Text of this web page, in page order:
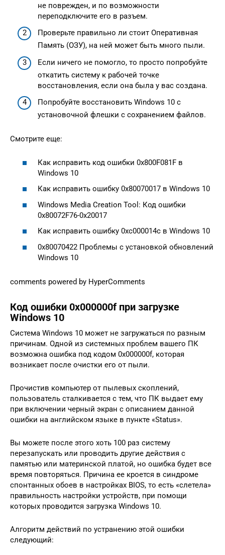
не поврежден, и по возможности
переподключите его в разъем.
Проверьте правильно ли стоит Оперативная
Память (ОЗУ), на ней может быть много пыли.
Если ничего не помогло, то просто попробуйте
откатить систему к рабочей точке
восстановления, если она была у вас создана.
Попробуйте восстановить Windows 10 с
установочной флешки с сохранением файлов.
Смотрите еще:
Как исправить код ошибки 0x800F081F в
Windows 10
Как исправить ошибку 0x80070017 в Windows 10
Windows Media Creation Tool: Код ошибки
0x80072F76-0x20017
Как исправить ошибку 0xc000014c в Windows 10
0x80070422 Проблемы с установкой обновлений
Windows 10
comments powered by HyperComments
Код ошибки 0x000000f при загрузке
Windows 10
Система Windows 10 может не загружаться по разным
причинам. Одной из системных проблем вашего ПК
возможна ошибка под кодом 0x000000f, которая
возникает после очистки его от пыли.
Прочистив компьютер от пылевых скоплений,
пользователь сталкивается с тем, что ПК выдает ему
при включении черный экран с описанием данной
ошибки на английском языке в пункте «Status».
Вы можете после этого хоть 100 раз систему
перезапускать или проводить другие действия с
памятью или материнской платой, но ошибка будет все
время повторяться. Причина ее кроется в синдроме
спонтанных обоев в настройках BIOS, то есть «слетела»
правильность настройки устройств, при помощи
которых проводится загрузка Windows 10.
Алгоритм действий по устранению этой ошибки
следующий: